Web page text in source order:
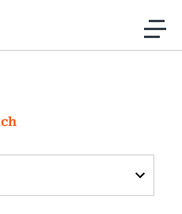
al contenido
Usach